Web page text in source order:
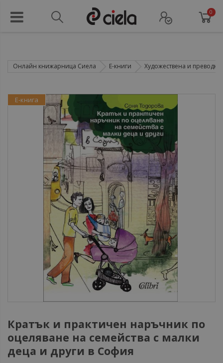
0
Онлайн книжарница Сиела Е-книги Художествена и преводна
Кратък и практичен наръчник по
оцеляване на семейства с малки
деца и други в София
Е-книга